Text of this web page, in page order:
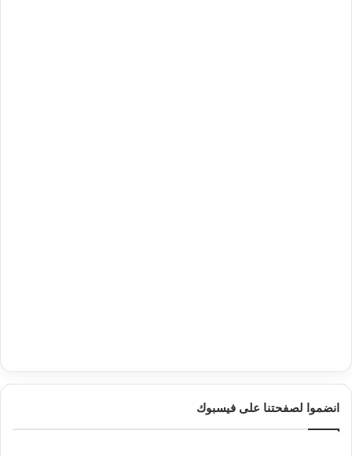
انضموا لصفحتنا على فيسبوك